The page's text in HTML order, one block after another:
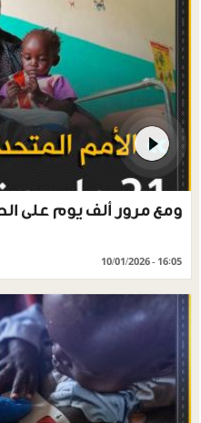
ومع مرور ألف يوم على
10/01/2026 - 16:05